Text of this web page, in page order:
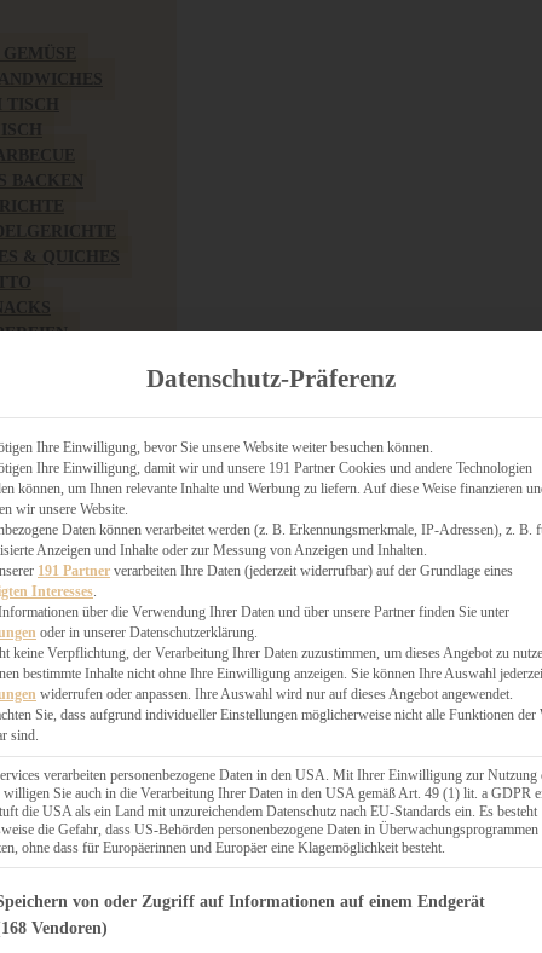
CHUTNEYS
Suche
Datenschutz-Präferenz
Ihre Einwilligung, bevor Sie unsere Website weiter besuchen können.
Ihre Einwilligung, damit wir und unsere 191 Partner Cookies und andere Technologien
können, um Ihnen relevante Inhalte und Werbung zu liefern. Auf diese Weise finanzieren
wir unsere Website.
Daten können verarbeitet werden (z. B. Erkennungsmerkmale, IP-Adressen), z. B.
Anzeigen und Inhalte oder zur Messung von Anzeigen und Inhalten.
191 Partner verarbeiten Ihre Daten (jederzeit widerrufbar) auf der Grundlage eines
Interesses
über die Verwendung Ihrer Daten und über unsere Partner finden Sie unter
oder in unserer Datenschutzerklärung.
keine Verpflichtung, der Verarbeitung Ihrer Daten zuzustimmen, um dieses Angebot zu
bestimmte Inhalte nicht ohne Ihre Einwilligung anzeigen. Sie können Ihre Auswahl
widerrufen oder anpassen. Ihre Auswahl wird nur auf dieses Angebot angewendet.
Sie, dass aufgrund individueller Einstellungen möglicherweise nicht alle Funktionen der
sind.
verarbeiten personenbezogene Daten in den USA. Mit Ihrer Einwilligung zur Nutzung
willigen Sie auch in die Verarbeitung Ihrer Daten in den USA gemäß Art. 49 (1) lit. a GDPR
die USA als ein Land mit unzureichendem Datenschutz nach EU-Standards ein. Es besteht
die Gefahr, dass US-Behörden personenbezogene Daten in Überwachungsprogrammen
ohne dass für Europäerinnen und Europäer eine Klagemöglichkeit besteht.
finden Sie eine Liste der Zwecke des IAB Transparency and
von oder Zugriff auf Informationen auf einem Endgerät
Vendoren)